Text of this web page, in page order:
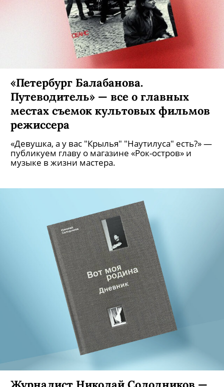
«Петербург Балабанова.
Путеводитель» — все о главных
местах съемок культовых фильмов
режиссера
«Девушка, а у вас "Крылья" "Наутилуса" есть?» —
публикуем главу о магазине «Рок-остров» и
музыке в жизни мастера.